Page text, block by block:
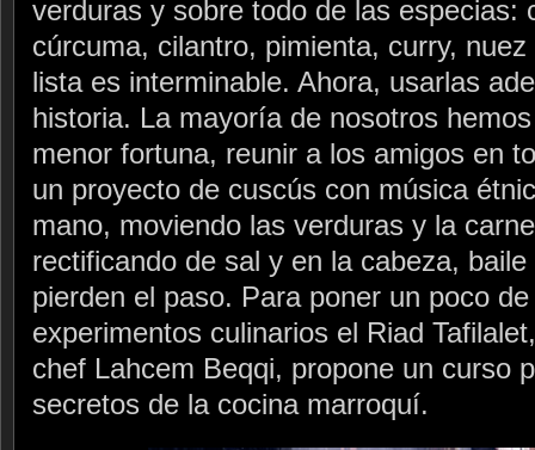
verduras y sobre todo de las especias:
cúrcuma, cilantro, pimienta, curry,
lista es interminable. Ahora, usarlas
historia. La mayoría de nosotros
menor fortuna, reunir a los amigos en
un proyecto de cuscús con música
mano, moviendo las verduras y la
rectificando de sal y en la cabeza,
pierden el paso. Para poner un poco
experimentos culinarios el Riad
chef Lahcem Beqqi, propone un curso
secretos de la cocina marroquí.